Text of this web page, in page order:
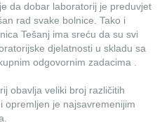
da dobar laboratorij je preduvjet
rad svake bolnice. Tako i
Tešanj ima sreću da su svi
djelatnosti u skladu sa
odgovornim zadacima .
obavlja veliki broj različitih
opremljen je najsavremenijim